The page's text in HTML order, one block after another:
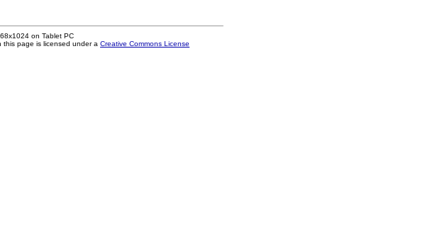
on Tablet PC
this page is licensed under a Creative Commons License